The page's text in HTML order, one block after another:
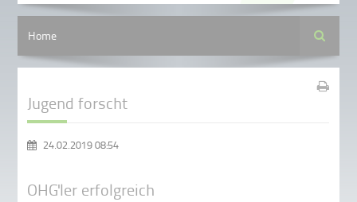
Home Suche
Jugend forscht
24.02.2019 08:54
OHG'ler erfolgreich